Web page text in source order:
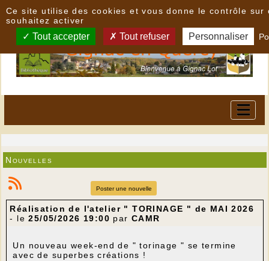
Nouvelles
Poster une nouvelle
Réalisation de l'atelier " TORINAGE " de MAI 2026
- le25/05/2026 19:00 par CAMR
Un nouveau week-end de " torinage " se termine
avec de superbes créations !
Ce site utilise des cookies et vous donne le contrôle sur
souhaitez activer
Tout accepter Tout refuser Personnaliser